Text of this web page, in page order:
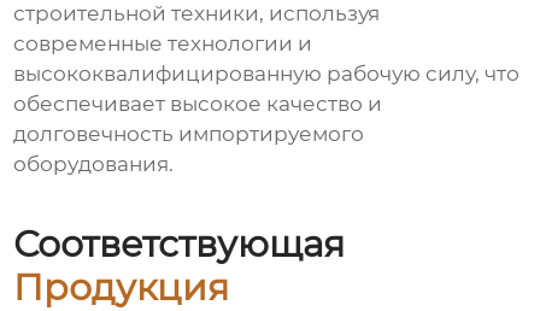
строительной техники, используя
современные технологии и
высококвалифицированную рабочую силу, что
обеспечивает высокое качество и
долговечность импортируемого
оборудования.
Соответствующая
Продукция